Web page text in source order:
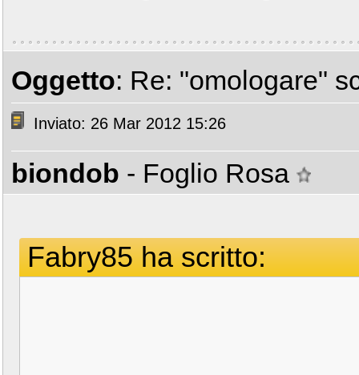
Oggetto: Re: "omologare"
Inviato: 26 Mar 2012 15:26
biondob - Foglio Rosa
Fabry85 ha scritto: